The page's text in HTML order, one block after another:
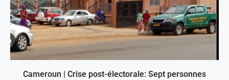
Cameroun | Crise post-électorale: Sept personnes